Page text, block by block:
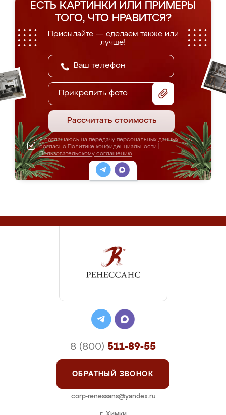
ЕСТЬ КАРТИНКИ ИЛИ ПРИМЕРЫ
ТОГО, ЧТО НРАВИТСЯ?
Присылайте — сделаем также или
лучше!
Прикрепить фото
Рассчитать стоимость
Я соглашаюсь на передачу персональных данных
согласно Политике конфиденциальности
Пользовательскому соглашению
8 (800) 511-89-55
ОБРАТНЫЙ ЗВОНОК
corp-renessans@yandex.ru